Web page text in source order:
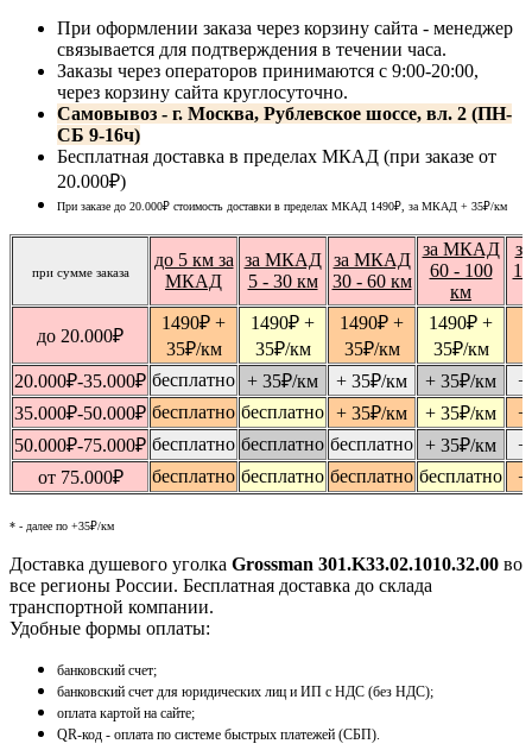
При оформлении заказа через корзину сайта - менеджер
связывается для подтверждения в течении часа.
Заказы через операторов принимаются с 9:00-20:00,
через корзину сайта круглосуточно.
Самовывоз - г. Москва, Рублевское шоссе, вл. 2 (ПН-
СБ 9-16ч)
Бесплатная доставка в пределах МКАД (при заказе от
20.000₽)
При заказе до 20.000₽ стоимость доставки в пределах МКАД 1490₽, за МКАД + 35₽/км
при сумме заказа
до 5 км за
МКАД
за МКАД
5 - 30 км
за МКАД
30 - 60 км
за МКАД
60 - 100
км
до 20.000₽
1490₽ +
35₽/км
1490₽ +
35₽/км
1490₽ +
35₽/км
1490₽ +
35₽/км
20.000₽-35.000₽ бесплатно + 35₽/км + 35₽/км + 35₽/км
+
35.000₽-50.000₽ бесплатно бесплатно + 35₽/км + 35₽/км
+
50.000₽-75.000₽ бесплатно бесплатно бесплатно + 35₽/км
+
от 75.000₽ бесплатно бесплатно бесплатно бесплатно +
* - далее по +35₽/км
Доставка душевого уголка Grossman 301.K33.02.1010.32.00 во
все регионы России. Бесплатная доставка до склада
транспортной компании.
Удобные формы оплаты:
банковский счет;
банковский счет для юридических лиц и ИП с НДС (без НДС);
оплата картой на сайте;
QR-код - оплата по системе быстрых платежей (СБП).